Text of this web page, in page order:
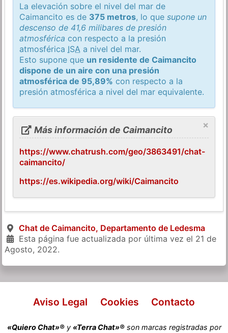
La elevación sobre el nivel del mar de
Caimancito es de 375 metros, lo quesupone un
descenso de 41,6 milibares de presión
atmosférica con respecto a la presión
atmosférica ISA a nivel del mar.
Esto supone que un residente de Caimancito
dispone de un aire con una presión
atmosférica de 95,89% con respecto a la
presión atmosférica a nivel del mar equivalente.
×
Más información de Caimancito
https://www.chatrush.com/geo/3863491/chat-
caimancito/
https://es.wikipedia.org/wiki/Caimancito
Chat de Caimancito, Departamento de Ledesma
Esta página fue actualizada por última vez el 21 de
Agosto, 2022.
Aviso Legal Cookies Contacto
«Quiero Chat»®y «Terra Chat»®son marcas registradas por